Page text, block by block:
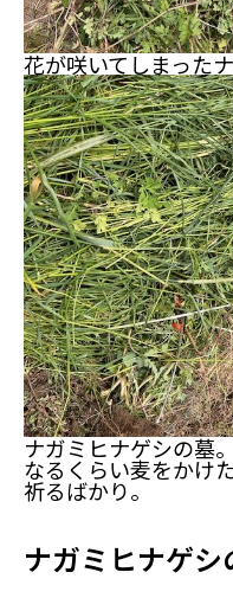
花が咲いてしまった
ナガミヒナゲシの墓
なるくらい麦をかけ
祈るばかり。
ナガミヒナゲシ